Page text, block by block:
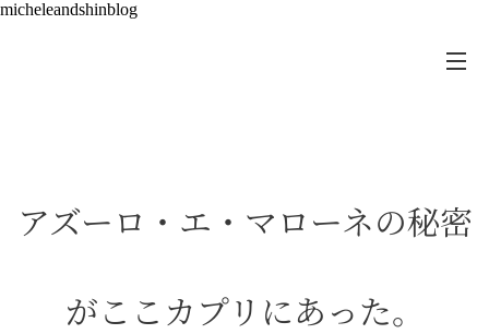
micheleandshinblog
アズーロ・エ・マローネの秘密
がここカプリにあった。